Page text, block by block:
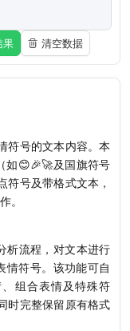
果 清空数据
符号的文本内容。本
如😊🎉🚀及国旗符号
号及带格式文本，
。
析流程，对文本进行
情符号。该功能可自
组合表情及特殊符
时完整保留原有格式